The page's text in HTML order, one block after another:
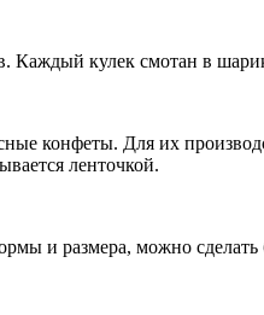
Каждый кулек смотан в
конфеты. Для их
ленточкой.
и размера, можно